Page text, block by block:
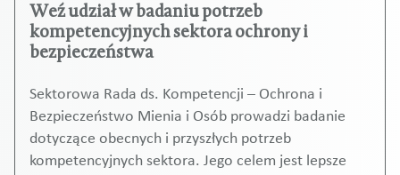
Weź udział w badaniu potrzeb
kompetencyjnych sektora ochrony i
bezpieczeństwa
Sektorowa Rada ds. Kompetencji – Ochrona i
Bezpieczeństwo Mienia i Osób prowadzi badanie
dotyczące obecnych i przyszłych potrzeb
kompetencyjnych sektora. Jego celem jest lepsze